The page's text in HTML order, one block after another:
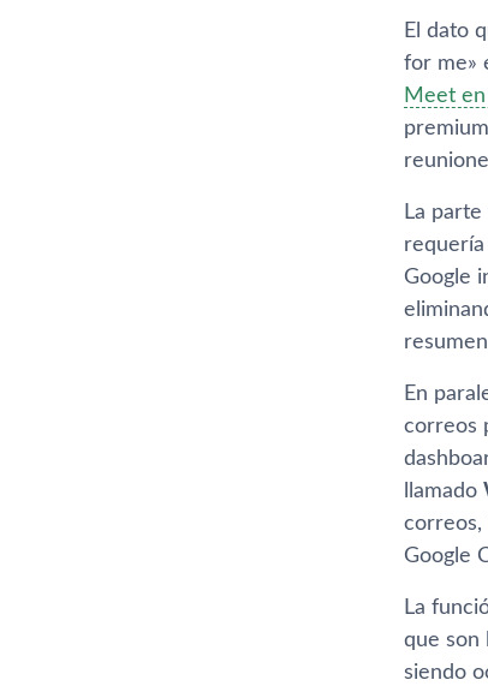
El dato
for me»
Meet
La
Google
En
correos
llamado
correos,
Google
La
que son
siendo